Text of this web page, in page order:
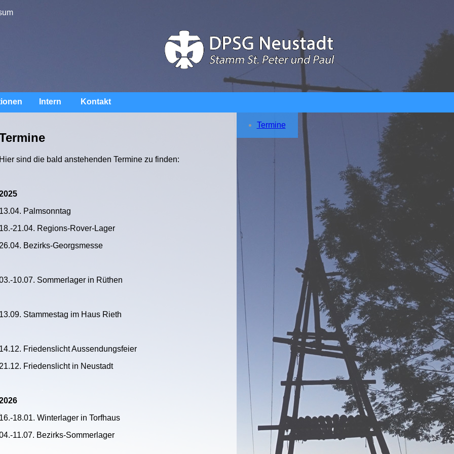
Intern Kontakt
Hier sind die bald anstehenden Termine zu finden:
13.04. Palmsonntag
18.-21.04. Regions-Rover-Lager
26.04. Bezirks-Georgsmesse
10.07. Sommerlager in Rüthen
13.09. Stammestag im Haus Rieth
14.12. Friedenslicht Aussendungsfeier
21.12. Friedenslicht in Neustadt
16.-18.01. Winterlager in Torfhaus
11.07. Bezirks-Sommerlager
Termine